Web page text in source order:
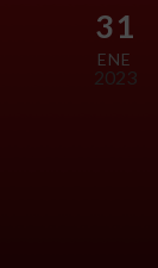
31
ENE
2023